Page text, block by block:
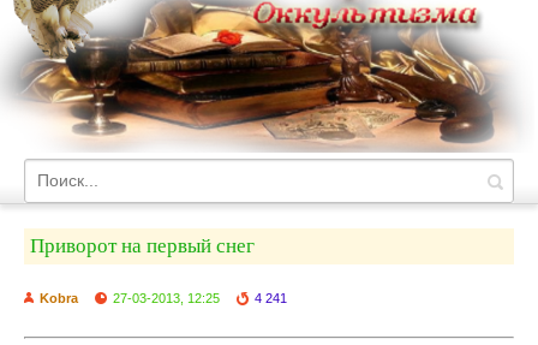
Приворот на первый снег
Kobra 27-03-2013, 12:25 4 241